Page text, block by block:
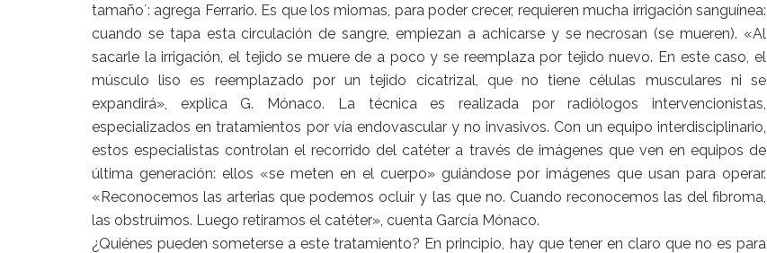
tamaño´: agrega Ferrario. Es que los miomas, para poder crecer, requieren mucha irrigación sanguínea:
cuando se tapa esta circulación de sangre, empiezan a achicarse y se necrosan (se mueren). «Al
sacarle la irrigación, el tejido se muere de a poco y se reemplaza por tejido nuevo. En este caso, el
músculo liso es reemplazado por un tejido cicatrizal, que no tiene células musculares ni se
expandirá», explica G. Mónaco. La técnica es realizada por radiólogos intervencionistas,
especializados en tratamientos por vía endovascular y no invasivos. Con un equipo interdisciplinario,
estos especialistas controlan el recorrido del catéter a través de imágenes que ven en equipos de
última generación: ellos «se meten en el cuerpo» guiándose por imágenes que usan para operar.
«Reconocemos las arterias que podemos ocluir y las que no. Cuando reconocemos las del fibroma,
las obstruimos. Luego retiramos el catéter», cuenta García Mónaco.
¿Quiénes pueden someterse a este tratamiento? En principio, hay que tener en claro que no es para